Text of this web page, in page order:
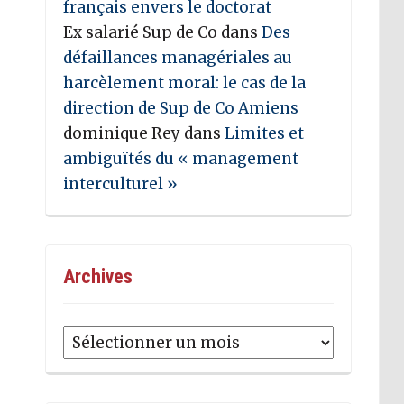
français envers le doctorat
Ex salarié Sup de Co dansDes
défaillances managériales au
harcèlement moral: le cas de la
direction de Sup de Co Amiens
dominique Rey dansLimites et
ambiguïtés du « management
interculturel »
Archives
Archives